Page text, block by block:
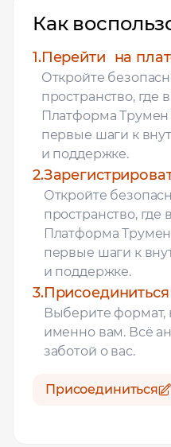
Как
1.Перейти на
Откройте
пространство, где
Платформа Трумен
первые шаги к
и поддержке.
2.
Откройте
пространство, где
Платформа
первые шаги к
и поддержке.
3.
Выберите формат,
именно вам. Всё
заботой о вас.
Присоединиться